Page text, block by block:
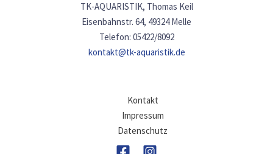
TK-AQUARISTIK, Thomas Keil
Eisenbahnstr. 64, 49324 Melle
Telefon: 05422/8092
kontakt@tk-aquaristik.de
Kontakt
Impressum
Datenschutz